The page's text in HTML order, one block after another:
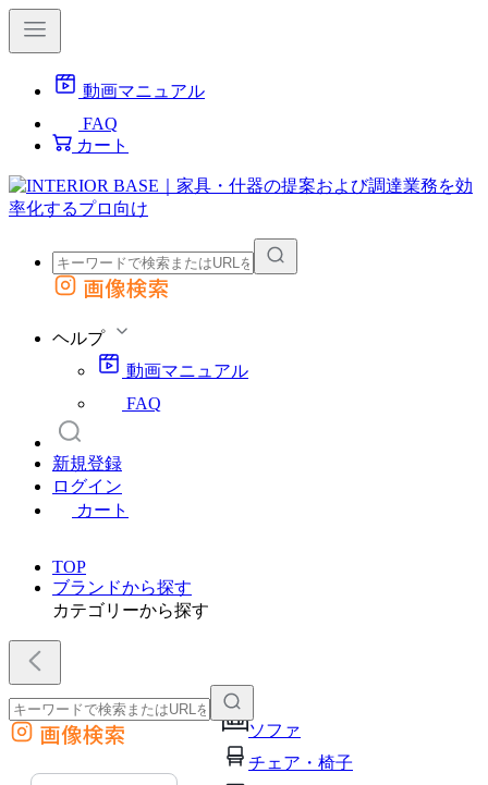
動画マニュアル
FAQ
カート
外部サイトの商品をカートに追加
画像検索
ヘルプ
動画マニュアル
FAQ
新規登録
ログイン
カート
TOP
ブランドから探す
カテゴリーから探す
ソファ
チェア・椅子
外部サイトの商品をカートに追加
他のサイトで見つけた商品ページのURLを貼り付けて、カートに追加できます
画像検索